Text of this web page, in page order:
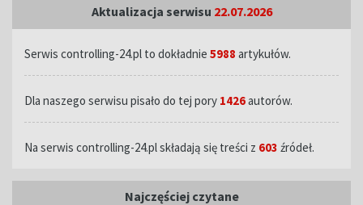
Aktualizacja serwisu 22.07.2026
Serwis controlling-24.pl to dokładnie 5988 artykułów.
Dla naszego serwisu pisało do tej pory 1426autorów.
Na serwis controlling-24.pl składają się treści z 603 źródeł.
Najczęściej czytane